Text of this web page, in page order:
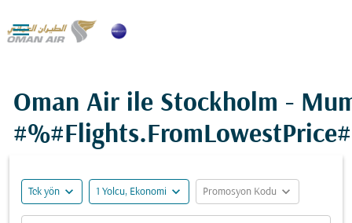

Oman Air ile Stockholm -
Tek yön expand_more 1 Yolcu, Ekonomi expand_more Promosyon Kodu expand_more